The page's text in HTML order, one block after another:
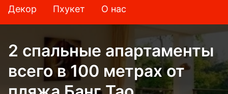
Декор Пхукет О нас
2 спальные апартаменты
всего в 100 метрах от